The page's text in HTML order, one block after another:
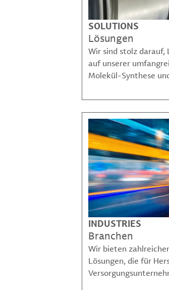
SOLUTIONS
Lösungen
Wir sind stolz darauf,
auf unserer
Molekül-Synthese
Angeboten
helfen, komplexe
bewältigen.
INDUSTRIES
Branchen
Wir bieten
Lösungen, die für